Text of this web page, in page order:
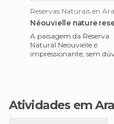
Néouvielle nature
A paisagem da Reserva
Natural Neouvielle é
impressionante, sem
Atividades em